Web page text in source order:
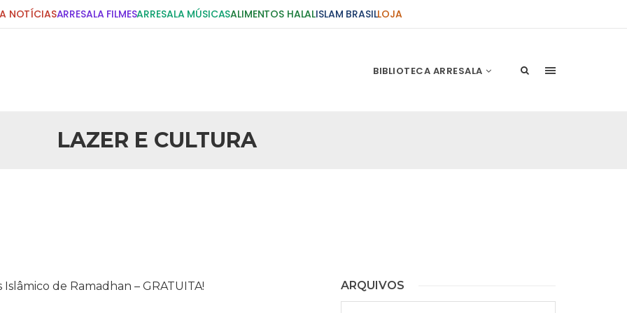
NOTÍCIASARRESALA FILMESARRESALA MÚSICASALIMENTOS HALALISLAM BRASILLOJA
BIBLIOTECA ARRESALA
LAZER E CULTURA
religiosas, ahadith,
muito mais. Basta fazer o
Cinema apresenta uma programação especial para o público conhecer um pouco
mais sobre a diversidade cultural e social dos
ARQUIVOS
Arquivos